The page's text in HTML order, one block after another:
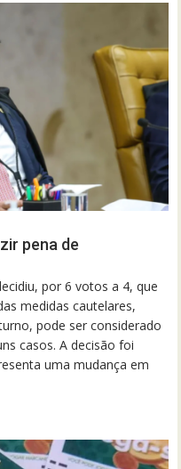
pena de
por 6 votos a 4, que
medidas cautelares,
pode ser considerado
casos. A decisão foi
uma mudança em